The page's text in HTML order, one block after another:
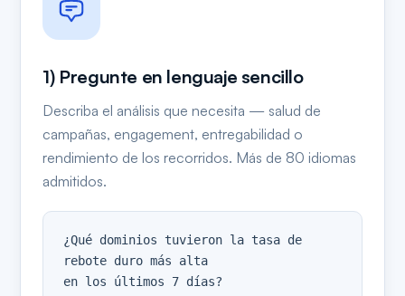
1) Pregunte en lenguaje sencillo
Describa el análisis que necesita — salud de
campañas, engagement, entregabilidad o
rendimiento de los recorridos. Más de 80 idiomas
admitidos.
¿Qué dominios tuvieron la tasa de
rebote duro más alta
en los últimos 7 días?